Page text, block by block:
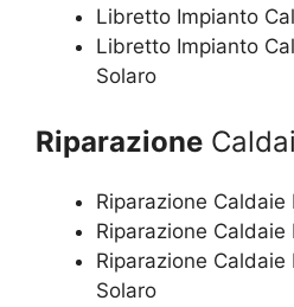
Libretto Impianto
Libretto Impianto
Solaro
Riparazione
Riparazione
Riparazione Caldaie
Riparazione Caldaie
Solaro